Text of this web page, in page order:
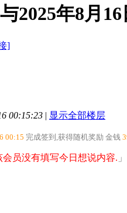
2025年8月
]
00:15:23 | 显示全部楼层
00:15 完成签到,获得随机奖励 金钱
会员没有填写今日想说内容.